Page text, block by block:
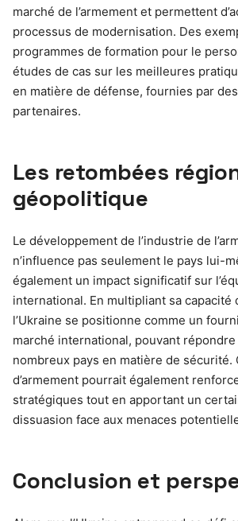
marché de l’armement et permettent
processus de modernisation. Des
programmes de formation pour le
études de cas sur les meilleures
en matière de défense, fournies par
partenaires.
Les retombées
géopolitique
Le développement de l’industrie de
n’influence pas seulement le pays lui-
également un impact significatif sur
international. En multipliant sa capacité
l’Ukraine se positionne comme un
marché international, pouvant
nombreux pays en matière de sécurité.
d’armement pourrait également
stratégiques tout en apportant un
dissuasion face aux menaces
Conclusion et